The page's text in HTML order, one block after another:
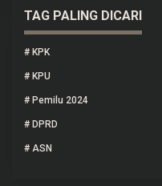
TAG PALING DICARI
# KPK
# KPU
# Pemilu 2024
# DPRD
# ASN